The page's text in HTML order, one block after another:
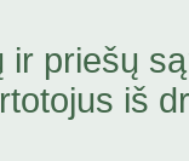
ir priešų
iš